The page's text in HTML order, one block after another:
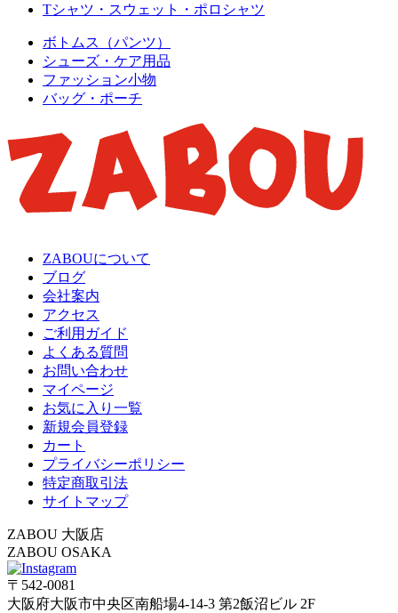
Tシャツ・スウェット・ポロシャツ
ボトムス（パンツ）
シューズ・ケア用品
ファッション小物
バッグ・ポーチ
ZABOUについて
ブログ
会社案内
アクセス
ご利用ガイド
よくある質問
お問い合わせ
マイページ
お気に入り一覧
新規会員登録
カート
プライバシーポリシー
特定商取引法
サイトマップ
ZABOU 大阪店
ZABOU OSAKA
〒542-0081
大阪府大阪市中央区南船場4-14-3 第2飯沼ビル 2F